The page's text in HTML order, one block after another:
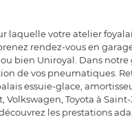
laquelle votre atelier
rendez-vous en
bien Uniroyal. Dans
de vos pneumatiques.
essuie-glace,
Toyota à
les prestations